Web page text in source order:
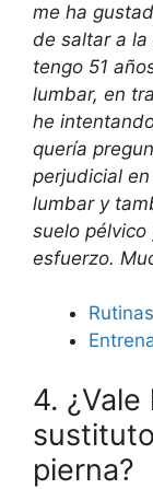
me ha
de saltar a
tengo 51
lumbar, en
he
quería
perjudicial
lumbar y
suelo
esfuerzo.
4.
pierna?